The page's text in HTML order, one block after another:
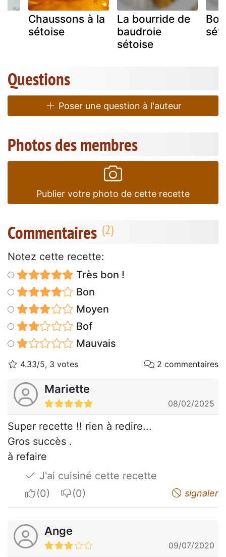
Chaussons à la
sétoise
La bourride de
baudroie
sétoise
Questions
Poser une question à l'auteur
Photos des membres
Publier votre photo de cette recette
Commentaires
Notez cette recette:
Très bon !
Bon
Moyen
Bof
Mauvais
4.33/5, 3 votes 2 commentaires
Mariette
08/02/2025
Super recette !! rien à redire...
Gros succès .
à refaire
J'ai cuisiné cette recette
I apreciateI do not appreciate signaler
Ange
09/07/2020